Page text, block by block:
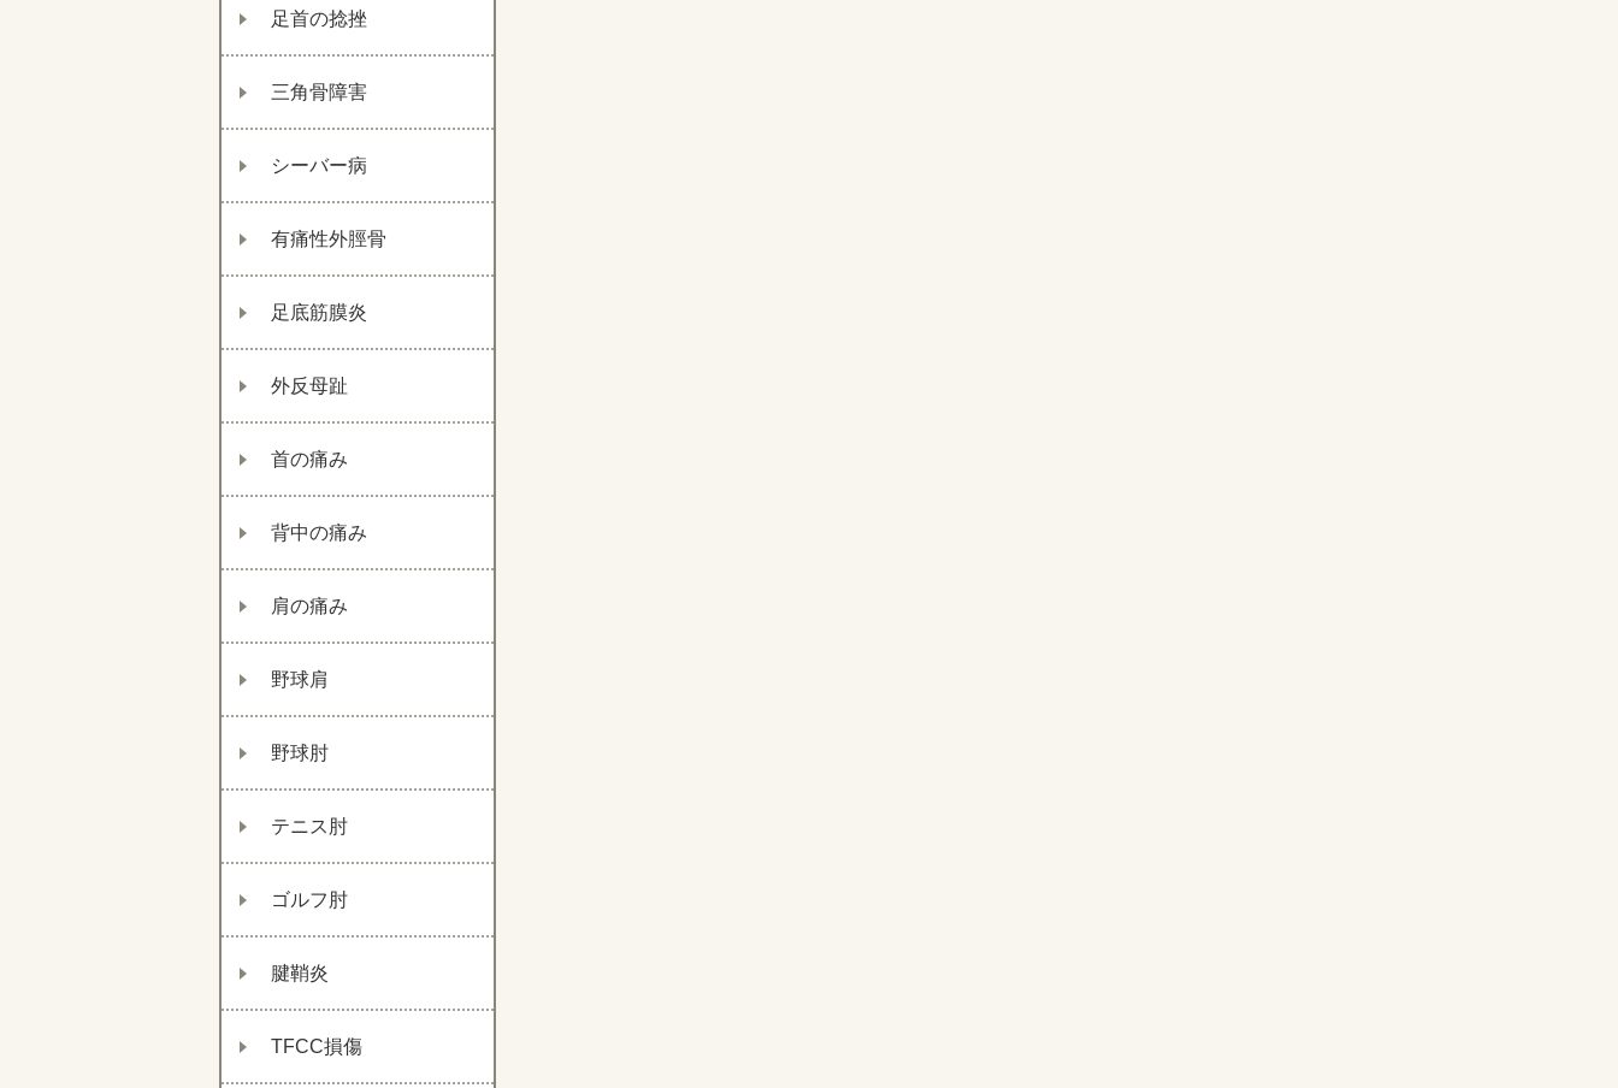
足首の捻挫
三角骨障害
シーバー病
有痛性外脛骨
足底筋膜炎
外反母趾
首の痛み
背中の痛み
肩の痛み
野球肩
野球肘
テニス肘
ゴルフ肘
腱鞘炎
TFCC損傷